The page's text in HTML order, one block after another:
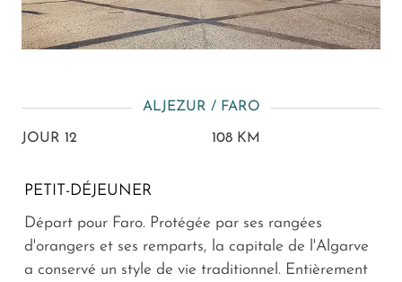
ALJEZUR / FARO
JOUR 12 108 KM
PETIT-DÉJEUNER
Départ pour Faro. Protégée par ses rangées
d'orangers et ses remparts, la capitale de l'Algarve
a conservé un style de vie traditionnel. Entièrement